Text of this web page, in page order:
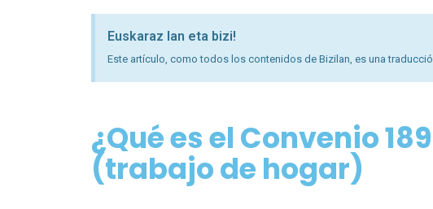
Euskaraz lan eta bizi!
Este artículo, como todos los contenidos de Bizilan, es una
¿Qué es el Convenio
(trabajo de hogar)